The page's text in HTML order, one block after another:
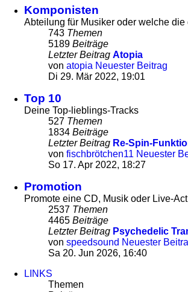
Komponisten
Abteilung für Musiker oder welche
743 Themen
5189 Beiträge
Letzter Beitrag Atopia
von atopia Neuester Beitrag
Di 29. Mär 2022, 19:01
Top 10
Deine Top-lieblings-Tracks
527 Themen
1834 Beiträge
Letzter Beitrag Re-Spin-
von fischbrötchen11 Neuester
So 17. Apr 2022, 18:27
Promotion
Promote eine CD, Musik oder Live-
2537 Themen
4465 Beiträge
Letzter Beitrag Psychedelic
von speedsound Neuester
Sa 20. Jun 2026, 16:40
LINKS
Themen